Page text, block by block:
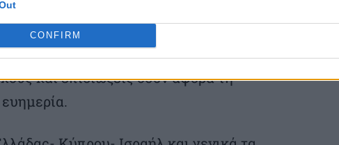
CONFIRM
ολόκληρη την περιοχή, η οποία δεν
υπογράμμισε και τόνισε πως οι
στενής συνεργασίας χωρών
και επιδιώξεις όσον αφορά τη